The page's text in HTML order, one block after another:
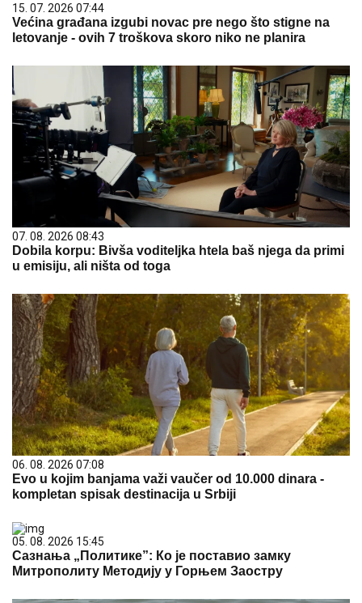
15. 07. 2026 07:44
Većina građana izgubi novac pre nego što stigne na
letovanje - ovih 7 troškova skoro niko ne planira
07. 08. 2026 08:43
Dobila korpu: Bivša voditeljka htela baš njega da primi
u emisiju, ali ništa od toga
06. 08. 2026 07:08
Evo u kojim banjama važi vaučer od 10.000 dinara -
kompletan spisak destinacija u Srbiji
05. 08. 2026 15:45
Сазнања „Политике”: Ко је поставио замку
Митрополиту Методију у Горњем Заостру